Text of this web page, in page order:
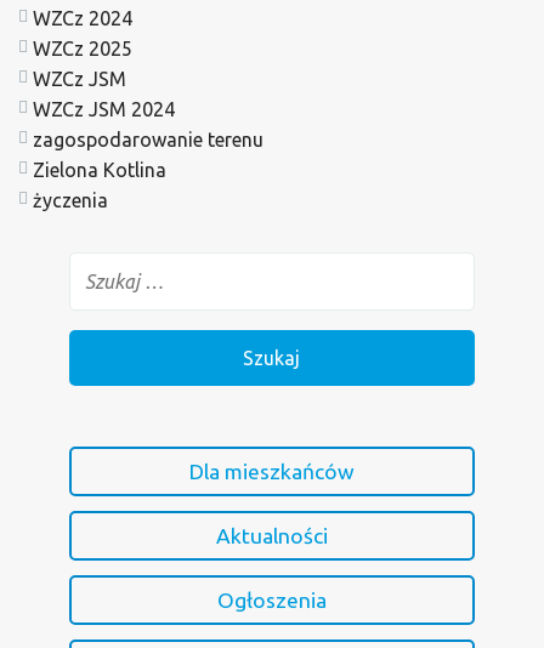
WZCz 2024
WZCz 2025
WZCz JSM
WZCz JSM 2024
zagospodarowanie terenu
Zielona Kotlina
życzenia
Dla mieszkańców
Aktualności
Ogłoszenia